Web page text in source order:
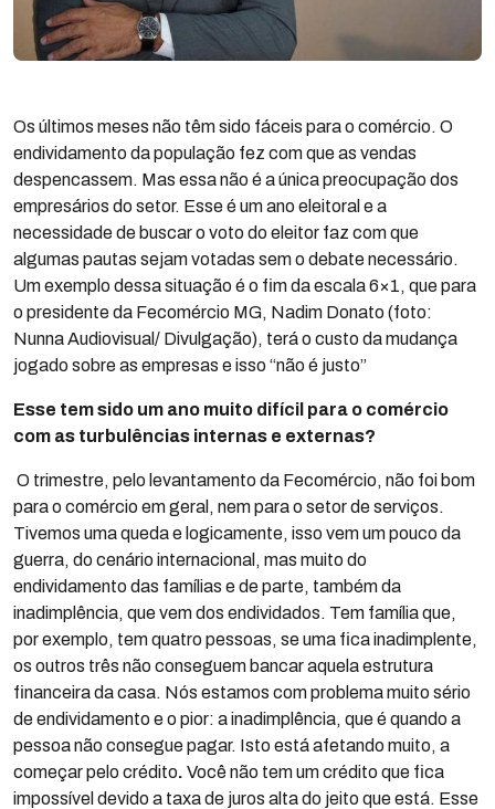
Os últimos meses não têm sido fáceis para o comércio. O
endividamento da população fez com que as vendas
despencassem. Mas essa não é a única preocupação dos
empresários do setor. Esse é um ano eleitoral e a
necessidade de buscar o voto do eleitor faz com que
algumas pautas sejam votadas sem o debate necessário.
Um exemplo dessa situação é o fim da escala 6×1, que para
o presidente da Fecomércio MG, Nadim Donato (foto:
Nunna Audiovisual/ Divulgação), terá o custo da mudança
jogado sobre as empresas e isso “não é justo”
Esse tem sido um ano muito difícil para o comércio
com as turbulências internas e externas?
O trimestre, pelo levantamento da Fecomércio, não foi bom
para o comércio em geral, nem para o setor de serviços.
Tivemos uma queda e logicamente, isso vem um pouco da
guerra, do cenário internacional, mas muito do
endividamento das famílias e de parte, também da
inadimplência, que vem dos endividados. Tem família que,
por exemplo, tem quatro pessoas, se uma fica inadimplente,
os outros três não conseguem bancar aquela estrutura
financeira da casa. Nós estamos com problema muito sério
de endividamento e o pior: a inadimplência, que é quando a
pessoa não consegue pagar. Isto está afetando muito, a
começar pelo crédito. Você não tem um crédito que fica
impossível devido a taxa de juros alta do jeito que está. Esse